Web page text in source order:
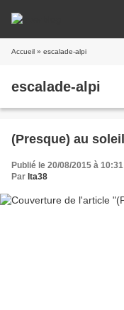
Accueil » escalade-alpi
escalade-alpi
(Presque) au soleil
Publié le 20/08/2015 à 10:31
Par lta38